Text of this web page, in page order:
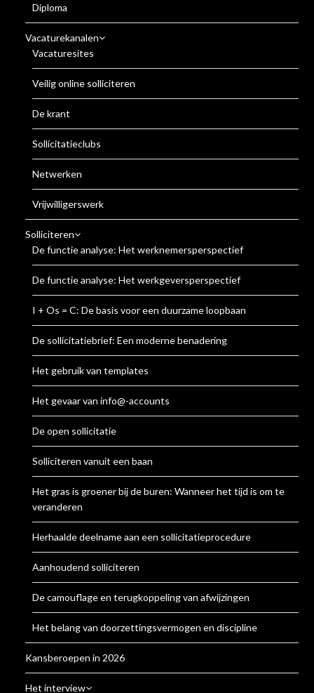
Diploma
Vacaturekanalen
Vacaturesites
Veilig online solliciteren
De krant
Sollicitatieclubs
Netwerken
Vrijwilligerswerk
Solliciteren
De functie analyse: Het werknemersperspectief
De functie analyse: Het werkgeversperspectief
I + Os = C: De basis voor een duurzame loopbaan
De sollicitatiebrief: Een moderne benadering
Het gebruik van templates
Het gevaar van info@-accounts
De open sollicitatie
Solliciteren vanuit een baan
Het gras is groener bij de buren: Wanneer het tijd is om te
veranderen
Herhaalde deelname aan een sollicitatieprocedure
Aanhoudend solliciteren
De camouflage en terugkoppeling van afwijzingen
Het belang van doorzettingsvermogen en discipline
Kansberoepen in 2026
Het interview